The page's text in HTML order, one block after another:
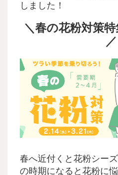
しました！
＼春の花粉対策特
／
春へ近付くと花粉シー
の時期になると花粉に